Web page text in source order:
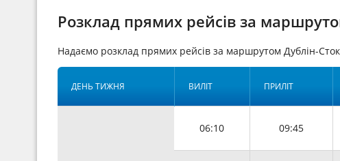
Розклад прямих рейсів за
Надаємо розклад прямих рейсів за маршрутом Дублін-
ДЕНЬ ТИЖНЯ ВИЛІТ ПРИЛІТ
06:10 09:45